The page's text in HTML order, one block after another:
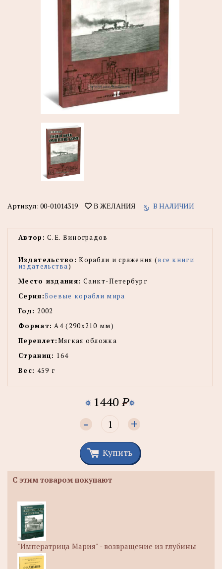
Артикул: 00-01014319 В ЖЕЛАНИЯ В НАЛИЧИИ
Автор: С.Е. Виноградов
Издательство: Корабли и сражения (все книги
издательства)
Место издания: Санкт-Петербург
Серия:Боевые корабли мира
Год: 2002
Формат: А4 (290х210 мм)
Переплет:Мягкая обложка
Страниц: 164
Вес: 459 г
1440P
- +
Купить
С этим товаром покупают
"Императрица Мария" - возвращение из глубины